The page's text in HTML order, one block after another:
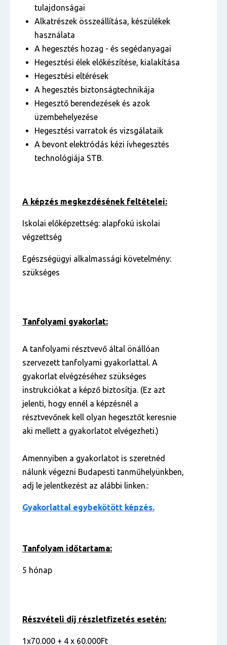
tulajdonságai
Alkatrészek összeállítása, készülékek
használata
A hegesztés hozag - és segédanyagai
Hegesztési élek előkészítése, kialakítása
Hegesztési eltérések
A hegesztés biztonságtechnikája
Hegesztő berendezések és azok
üzembehelyezése
Hegesztési varratok és vizsgálataik
A bevont elektródás kézi ívhegesztés
technológiája STB.
A képzés megkezdésének feltételei:
Iskolai előképzettség: alapfokú iskolai
végzettség
Egészségügyi alkalmassági követelmény:
szükséges
Tanfolyami gyakorlat:
A tanfolyami résztvevő által önállóan
szervezett tanfolyami gyakorlattal. A
gyakorlat elvégzéséhez szükséges
instrukciókat a képző biztosítja. (Ez azt
jelenti, hogy ennél a képzésnél a
résztvevőnek kell olyan hegesztőt keresnie
aki mellett a gyakorlatot elvégezheti.)
Amennyiben a gyakorlatot is szeretnéd
nálunk végezni Budapesti tanműhelyünkben,
adj le jelentkezést az alábbi linken.:
Gyakorlattal egybekötött képzés.
Tanfolyam időtartama:
5 hónap
Részvételi díj részletfizetés esetén:
1x70.000 + 4 x 60.000Ft